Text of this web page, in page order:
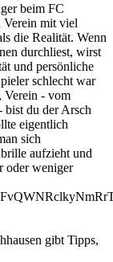
beim FC
Verein mit viel
die Realität. Wenn
durchliest, wirst
und persönliche
schlecht war
Verein - vom
bist du der Arsch
eigentlich
sich
aufzieht und
oder weniger
gibt Tipps,